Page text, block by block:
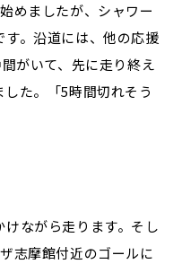
めましたが、シャワー
。沿道には、他の応援
がいて、先に走り終え
た。「5時間切れそう
けながら走ります。そし
志摩館付近のゴールに